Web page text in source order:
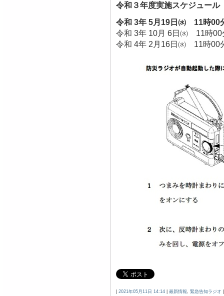
令和３年度実施スケジュール
令和 3年 5月19日㈬ 11時00
令和 3年 10月 6日㈬ 11
令和 4年 2月16日㈬ 11時
2021年05月11日 14:14 最新情報, 緊急告知ラジオ